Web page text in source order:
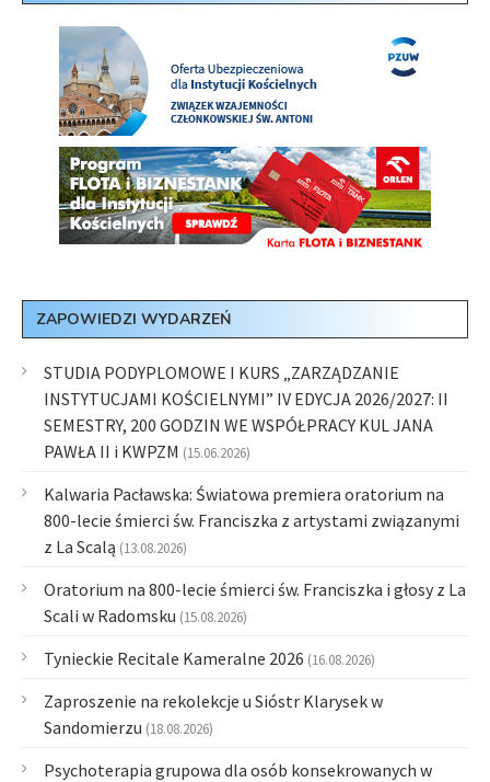
ZAPOWIEDZI WYDARZEŃ
STUDIA PODYPLOMOWE I KURS „ZARZĄDZANIE
INSTYTUCJAMI KOŚCIELNYMI” IV EDYCJA 2026/2027: II
SEMESTRY, 200 GODZIN WE WSPÓŁPRACY KUL JANA
PAWŁA II i KWPZM (15.06.2026)
Kalwaria Pacławska: Światowa premiera oratorium na
800-lecie śmierci św. Franciszka z artystami związanymi
z La Scalą (13.08.2026)
Oratorium na 800-lecie śmierci św. Franciszka i głosy z La
Scali w Radomsku (15.08.2026)
Tynieckie Recitale Kameralne 2026 (16.08.2026)
Zaproszenie na rekolekcje u Sióstr Klarysek w
Sandomierzu (18.08.2026)
Psychoterapia grupowa dla osób konsekrowanych w